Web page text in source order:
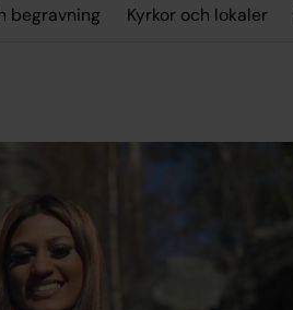
begravning Kyrkor och lokaler